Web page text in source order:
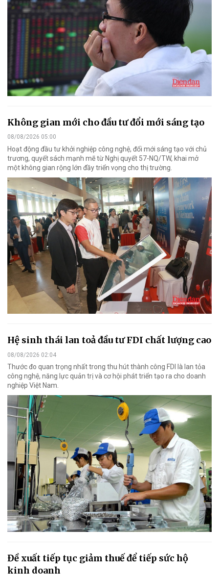
Không gian mới cho đầu tư đổi mới sáng tạo
08/08/2026 05:00
Hoạt động đầu tư khởi nghiệp công nghệ, đổi mới sáng tạo với chủ
trương, quyết sách mạnh mẽ từ Nghị quyết 57-NQ/TW, khai mở
một không gian rộng lớn đầy triển vọng cho thị trường.
Hệ sinh thái lan toả đầu tư FDI chất lượng cao
08/08/2026 02:04
Thước đo quan trọng nhất trong thu hút thành công FDI là lan tỏa
công nghệ, năng lực quản trị và cơ hội phát triển tạo ra cho doanh
nghiệp Việt Nam.
Đề xuất tiếp tục giảm thuế để tiếp sức hộ
kinh doanh